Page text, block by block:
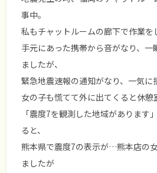
事中。
私もチャットルームの廊下で作業を
手元にあった携帯から音がなり、一
ましたが、
緊急地震速報の通知がなり、一気に
女の子も慌てて外に出てくると休憩
「震度7を観測した地域があります
ると、
熊本県で震度7の表示が…熊本店の
ましたが